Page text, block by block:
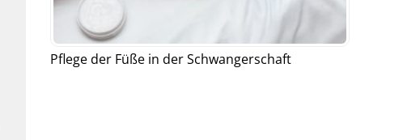
Pflege der Füße in der Schwangerschaft